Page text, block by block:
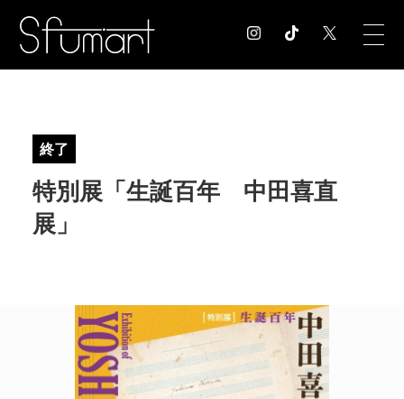
EXHIBITION 展覧会情報
CONTACT お問合せ
終了
特別展「生誕百年 中田喜直
展」